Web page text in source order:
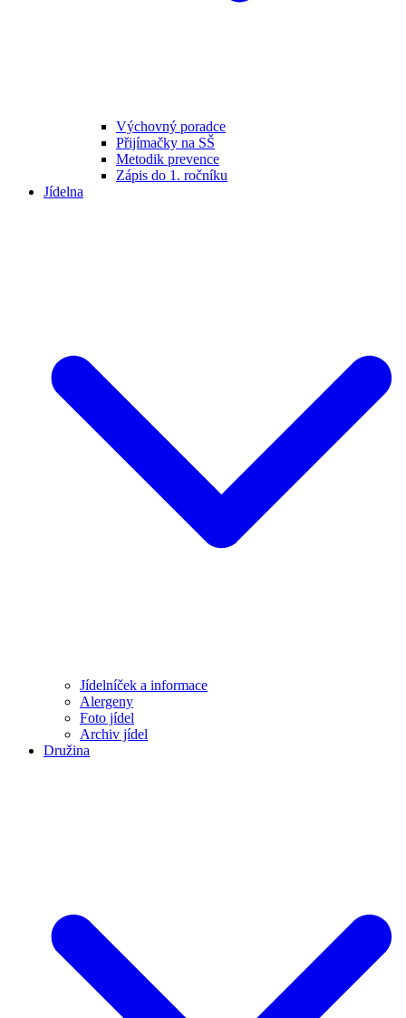
Výchovný poradce
Přijímačky na SŠ
Metodik prevence
Zápis do 1. ročníku
Jídelna
Jídelníček a informace
Alergeny
Foto jídel
Archiv jídel
Družina